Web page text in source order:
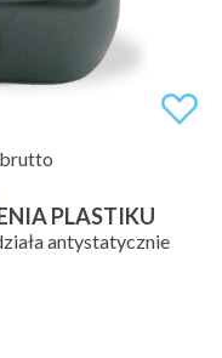
brutto
PLASTIKU
antystatycznie